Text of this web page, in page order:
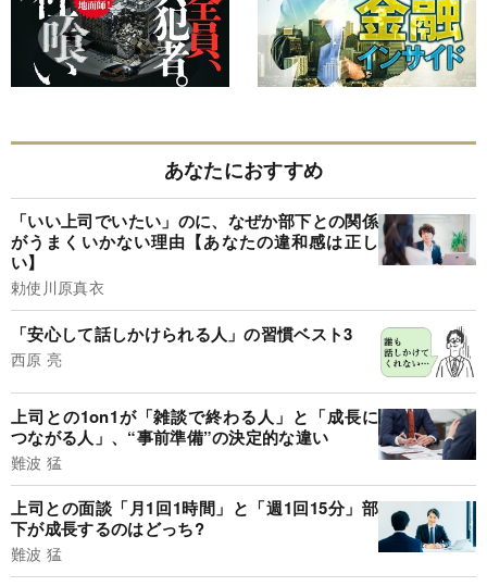
あなたにおすすめ
「いい上司でいたい」のに、なぜか部下との関係
がうまくいかない理由【あなたの違和感は正し
い】
勅使川原真衣
「安心して話しかけられる人」の習慣ベスト3
西原 亮
上司との1on1が「雑談で終わる人」と「成長に
つながる人」、“事前準備”の決定的な違い
難波 猛
上司との面談「月1回1時間」と「週1回15分」部
下が成長するのはどっち?
難波 猛